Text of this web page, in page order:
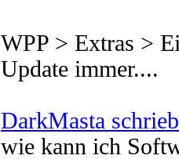
WPP > Extras >
Update immer....
DarkMasta schrieb
wie kann ich